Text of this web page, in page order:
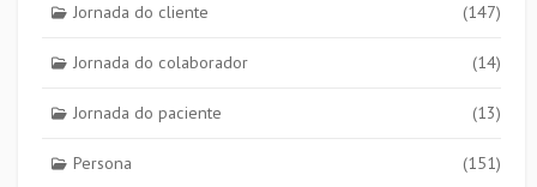
Jornada do cliente (147)
Jornada do colaborador (14)
Jornada do paciente (13)
Persona (151)